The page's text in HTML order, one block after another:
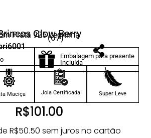
Glow Berry
Prata 925 Legítima
(67)
Embalagem para presente
Incluída
Maciça Joia Certificada Super Leve
R$101.00
R$50.50 sem juros no cartão